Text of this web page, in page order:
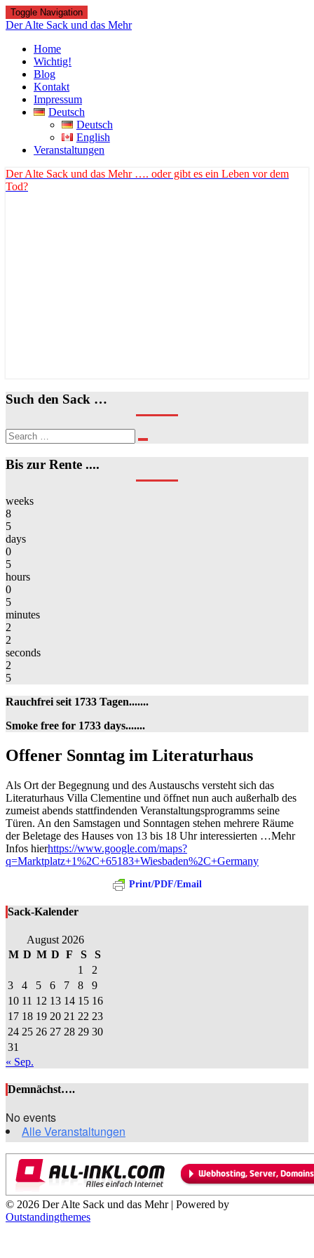
Toggle Navigation
Der Alte Sack und das Mehr
Home
Wichtig!
Blog
Kontakt
Impressum
Deutsch
Deutsch
English
Veranstaltungen
Der Alte Sack und das Mehr …. oder gibt es ein Leben vor dem
Tod?
Such den Sack …
Search
for:
Search
Bis zur Rente ....
weeks
8
5
days
0
5
hours
0
5
minutes
2
2
seconds
2
5
Rauchfrei seit 1733 Tagen.......
Smoke free for 1733 days.......
Offener
Sonntag
Literaturhaus
Offener Sonntag im Literaturhaus
Als Ort der Begegnung und des Austauschs versteht sich das
Literaturhaus Villa Clementine und öffnet nun auch außerhalb des
zumeist abends stattfindenden Veranstaltungsprogramms seine
Türen. An den Samstagen und Sonntagen stehen mehrere Räume
der Beletage des Hauses von 13 bis 18 Uhr interessierten …Mehr
Infos hierhttps://www.google.com/maps?
q=Marktplatz+1%2C+65183+Wiesbaden%2C+Germany
Print/PDF/Email
Sack-Kalender
August 2026
M D M D F S
S
1
2
3
4 5 6 7 8
9
10 11 12 13 14 15 16
17 18 19 20 21 22 23
24 25 26 27 28 29 30
31
« Sep.
Demnächst….
No events
Alle Veranstaltungen
© 2026 Der Alte Sack und das Mehr | Powered by
Outstandingthemes